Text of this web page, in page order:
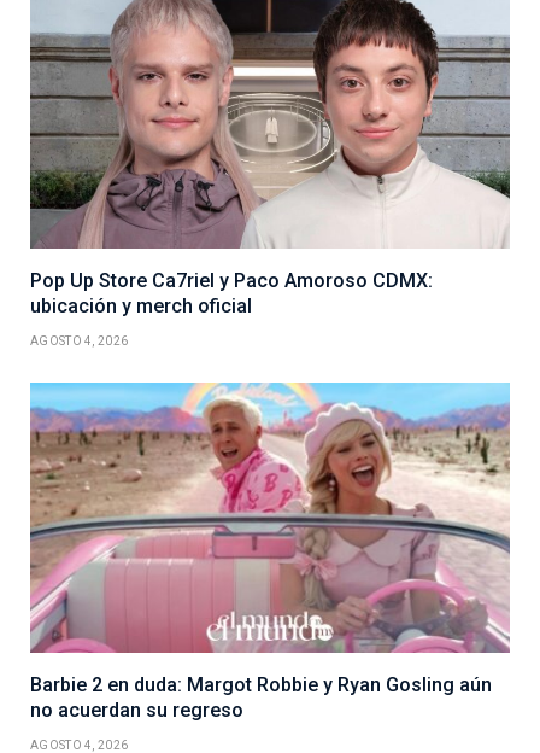
Pop Up Store Ca7riel y Paco Amoroso CDMX:
ubicación y merch oficial
AGOSTO 4, 2026
Barbie 2 en duda: Margot Robbie y Ryan Gosling aún
no acuerdan su regreso
AGOSTO 4, 2026